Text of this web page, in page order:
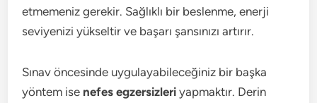
etmemeniz gerekir. Sağlıklı bir beslenme, enerji
seviyenizi yükseltir ve başarı şansınızı artırır.
Sınav öncesinde uygulayabileceğiniz bir başka
yöntem ise nefes egzersizleri yapmaktır. Derin